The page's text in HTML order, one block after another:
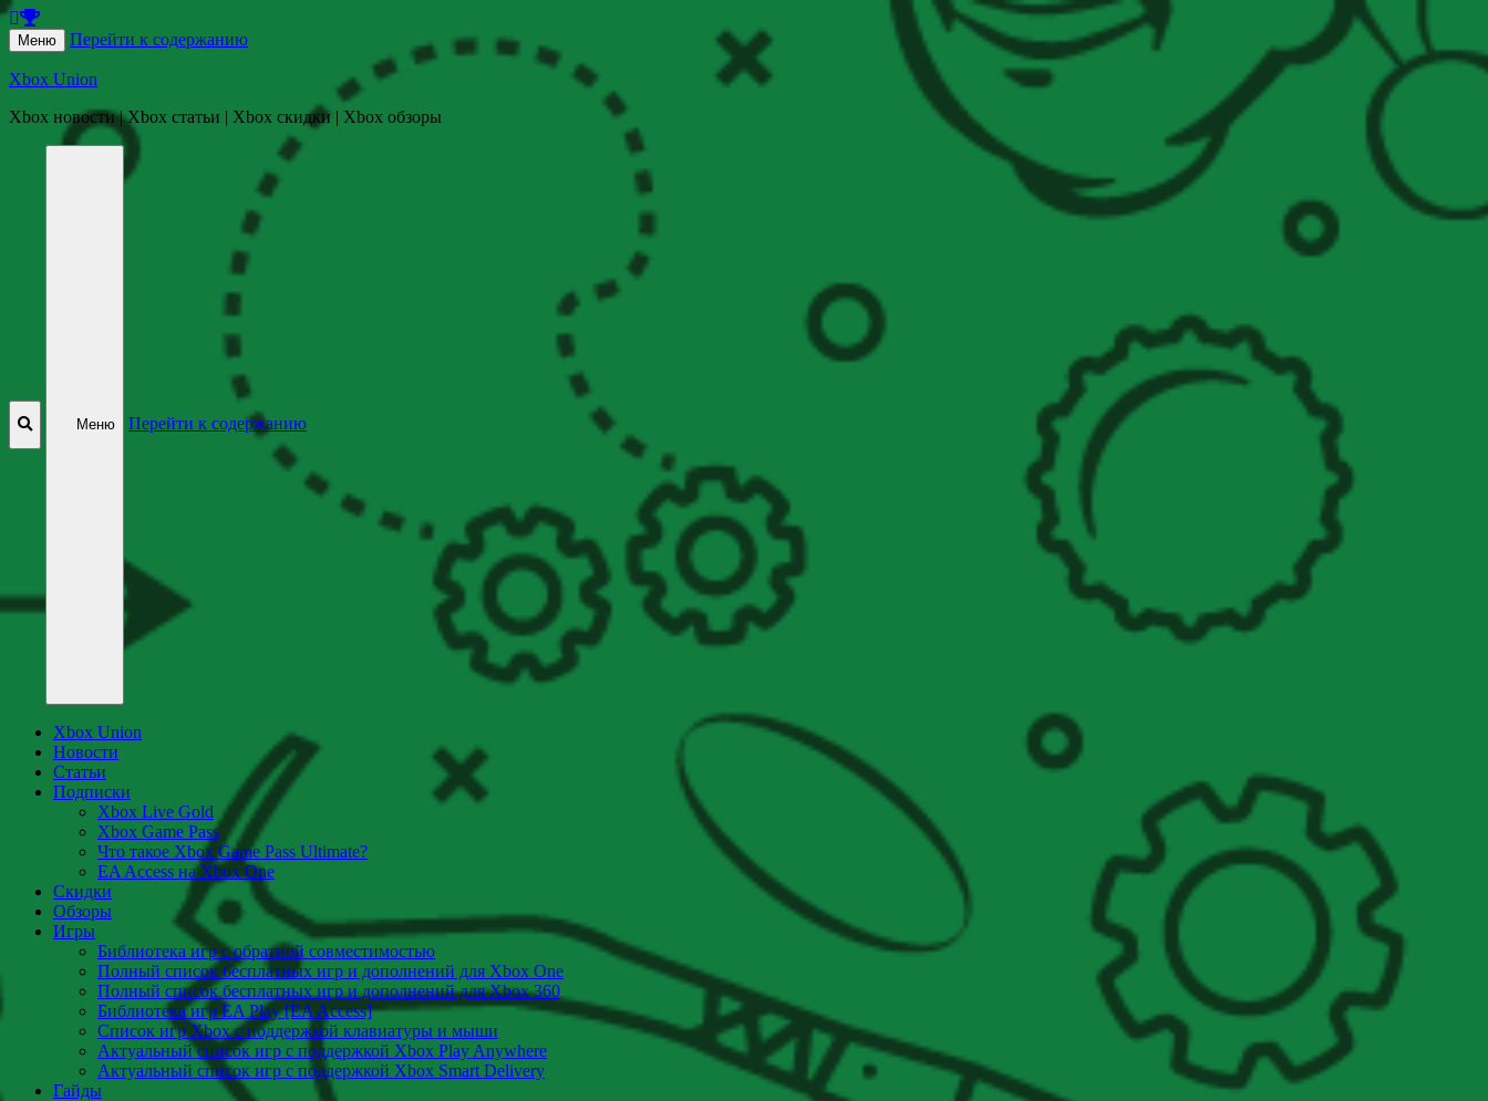
Меню Перейти к содержанию
Xbox Union
Xbox новости | Xbox статьи | Xbox скидки | Xbox обзоры
Меню Перейти к содержанию
Xbox Union
Новости
Статьи
Подписки
Xbox Live Gold
Xbox Game Pass
Что такое Xbox Game Pass Ultimate?
EA Access на Xbox One
Скидки
Обзоры
Игры
Библиотека игр с обратной совместимостью
Полный список бесплатных игр и дополнений для Xbox One
Полный список бесплатных игр и дополнений для Xbox 360
Библиотека игр EA Play [EA Access]
Список игр Xbox c поддержкой клавиатуры и мыши
Актуальный список игр с поддержкой Xbox Play Anywhere
Актуальный список игр с поддержкой Xbox Smart Delivery
Гайды